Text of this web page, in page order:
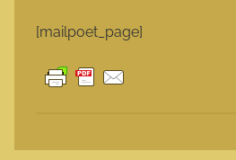
[mailpoet_page]